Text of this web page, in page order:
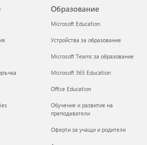
Образование
Microsoft Education
Устройства за образование
Microsoft Teams за образование
Microsoft 365 Education
Office Education
Обучение и развитие на
преподаватели
Оферти за учащи и родители